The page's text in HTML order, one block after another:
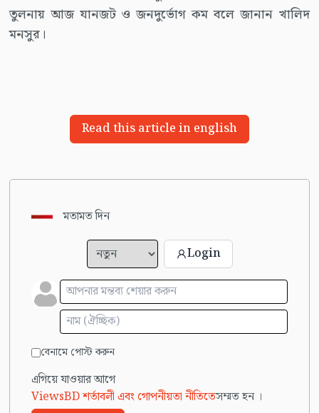
তুলনায় আজ যানজট ও জনদুর্ভোগ কম বলে জানান খালিদ
মনসুর।
Read this article in english
মতামত দিন
Login
বেনামে পোস্ট করুন
এগিয়ে যাওয়ার আগে
ViewsBD শর্তাবলী এবং গোপনীয়তা নীতিতেসম্মত হন ।